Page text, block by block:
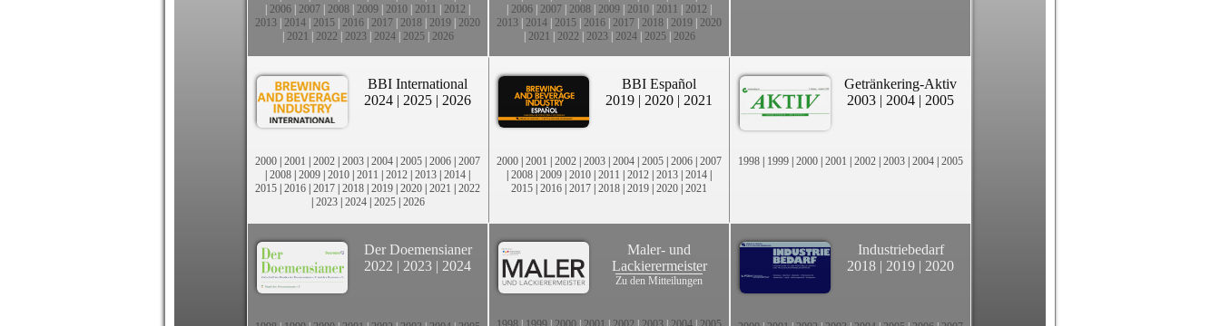
2006 2007 2008 2009 2010 2011 2012
2013 2014 2015 2016 2017 2018 2019 2020
2021 2022 2023| 2024| 2025| 2026
2006 2007 2008 2009 2010 2011 2012
2013 2014 2015 2016 2017 2018 2019 2020
2021 2022 2023| 2024| 2025| 2026
BBI International
2024 | 2025 | 2026
2000 | 2001 | 2002 | 2003 | 2004 | 2005 | 2006 | 2007
| 2008 | 2009 | 2010 | 2011 | 2012 | 2013 | 2014 |
2015 | 2016 | 2017 | 2018 | 2019 | 2020 | 2021 | 2022
| 2023| 2024| 2025| 2026
BBI Español
2019 | 2020 | 2021
2000 | 2001 | 2002 | 2003 | 2004 | 2005 | 2006 | 2007
| 2008 | 2009 | 2010 | 2011 | 2012 | 2013 | 2014 |
2015 | 2016 | 2017 | 2018 | 2019 | 2020 | 2021
Getränkering-Aktiv
2003 | 2004 | 2005
1998 | 1999 | 2000 | 2001 | 2002 | 2003 | 2004 | 2005
Der Doemensianer
2022 | 2023 | 2024
Maler- und
Lackierermeister
Zu den Mitteilungen
Industriebedarf
2018 | 2019 | 2020